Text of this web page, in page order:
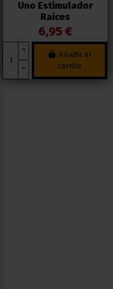
Uno Estimulador
Raices
6,95 €
Añadir al
carrito